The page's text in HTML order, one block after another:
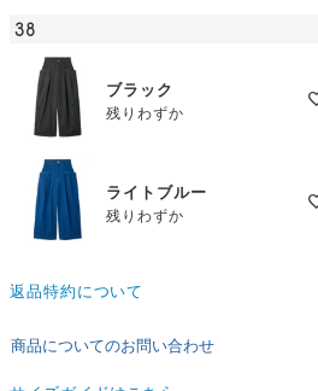
38
ブラック
残りわずか
ライトブルー
残りわずか
返品特約について
商品についてのお問い合わせ